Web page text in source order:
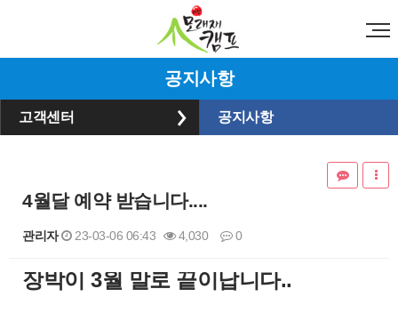
공지사항
고객센터 공지사항
4월달 예약 받습니다....
관리자 23-03-06 06:43 4,030 0
본문
​장박이 3월 말로 끝이납니다..